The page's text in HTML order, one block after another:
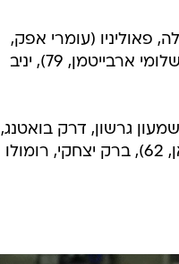
פאוליניו (עומרי אפק,
52), ג'ובאני רוסו (ליאור רפאלוב, 68), גוסטבו בוקולי, בירם כיאל, רנאטו (שלומי ארבייטמן, 79), יניב
גרשון, דרק בואטנג,
עידן טל, מיכאל זנדברג (מילובן מירוסביץ' 77), גל אלברמן (אבירם ברוכיאן, 62), ברק יצחקי, רומולו